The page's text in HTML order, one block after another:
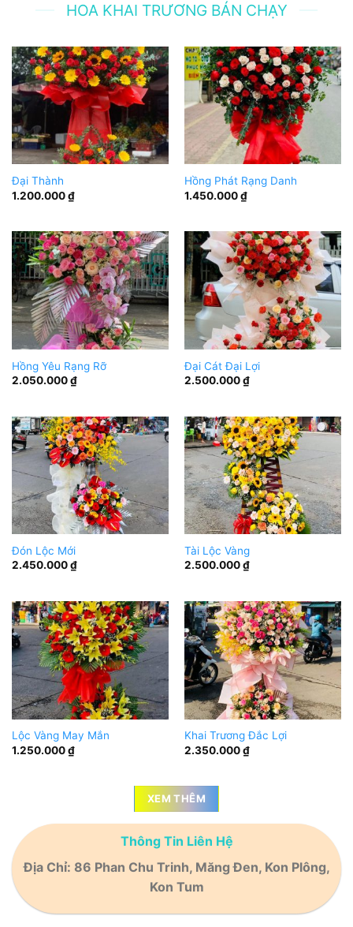
HOA KHAI TRƯƠNG BÁN CHẠY
Đại Thành
1.200.000₫
Hồng Phát Rạng Danh
1.450.000₫
Hồng Yêu Rạng Rỡ
2.050.000₫
Đại Cát Đại Lợi
2.500.000₫
Đón Lộc Mới
2.450.000₫
Tài Lộc Vàng
2.500.000₫
Lộc Vàng May Mắn
1.250.000₫
Khai Trương Đắc Lợi
2.350.000₫
XEM THÊM
Thông Tin Liên Hệ
Địa Chỉ: 86 Phan Chu Trinh, Măng Đen, Kon Plông,
Kon Tum